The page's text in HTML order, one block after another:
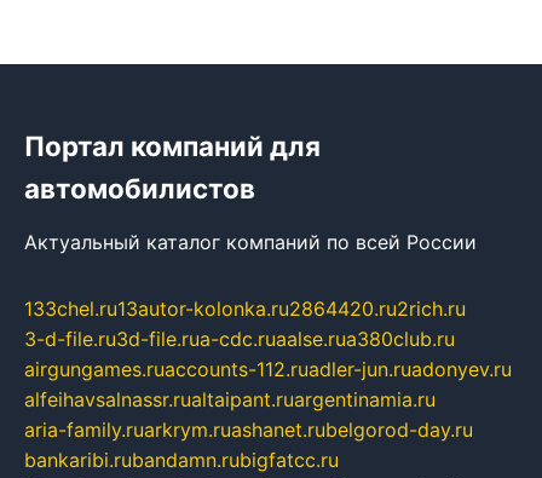
Портал компаний для
автомобилистов
Актуальный каталог компаний по всей России
133chel.ru13autor-kolonka.ru2864420.ru2rich.ru
3-d-file.ru3d-file.rua-cdc.ruaalse.rua380club.ru
airgungames.ruaccounts-112.ruadler-jun.ruadonyev.ru
alfeihavsalnassr.rualtaipant.ruargentinamia.ru
aria-family.ruarkrym.ruashanet.rubelgorod-day.ru
bankaribi.rubandamn.rubigfatcc.ru